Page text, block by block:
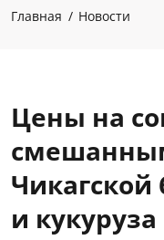
Главная Новости
Цены на
и